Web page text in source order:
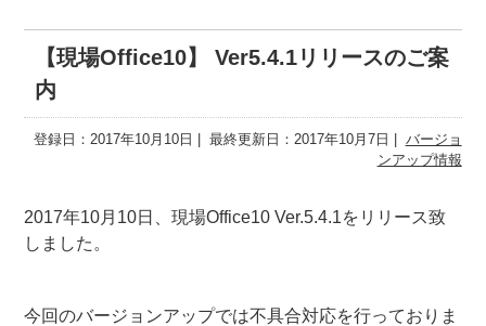
【現場Office10】 Ver5.4.1リリースのご案
内
登録日：2017年10月10日 最終更新日：2017年10月7日
バージョ
ンアップ情報
2017年10月10日、現場Office10 Ver.5.4.1をリリース致
しました。
今回のバージョンアップでは不具合対応を行っておりま